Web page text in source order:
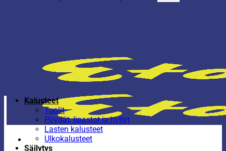
Kalusteet
Tuolit
Pöydät, lipastot ja hyllyt
Lasten kalusteet
Ulkokalusteet
Säilytys